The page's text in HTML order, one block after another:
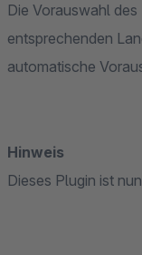
Die Vorauswahl
entsprechenden
automatische
Hinweis
Dieses Plugin ist